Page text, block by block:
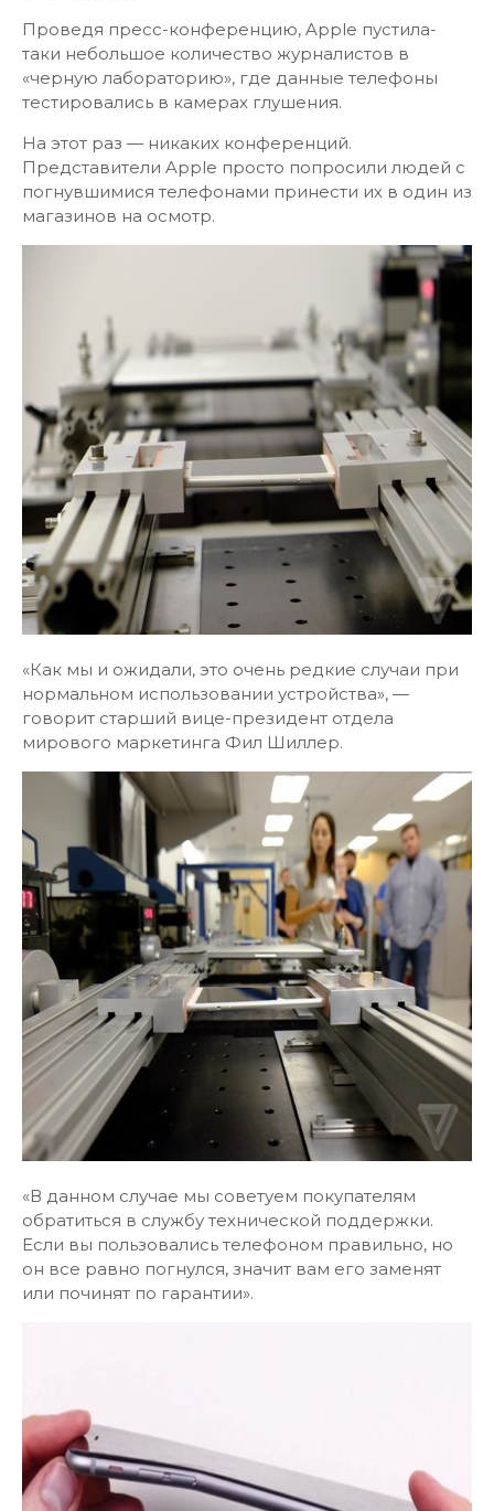
Проведя пресс-конференцию, Apple пустила-
таки небольшое количество журналистов в
«черную лабораторию», где данные телефоны
тестировались в камерах глушения.
На этот раз — никаких конференций.
Представители Apple просто попросили людей с
погнувшимися телефонами принести их в один из
магазинов на осмотр.
«Как мы и ожидали, это очень редкие случаи при
нормальном использовании устройства», —
говорит старший вице-президент отдела
мирового маркетинга Фил Шиллер.
«В данном случае мы советуем покупателям
обратиться в службу технической поддержки.
Если вы пользовались телефоном правильно, но
он все равно погнулся, значит вам его заменят
или починят по гарантии».